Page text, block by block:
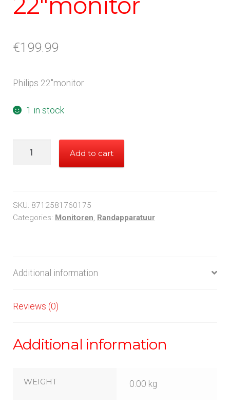
€199.99
Philips 22"monitor
1 in stock
Add to cart
SKU: 8712581760175
Categories: Monitoren, Randapparatuur
Additional information
Reviews (0)
Additional information
WEIGHT 0.00 kg